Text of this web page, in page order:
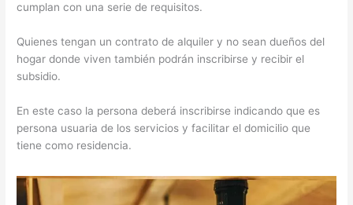
cumplan con una serie de requisitos.
Quienes tengan un contrato de alquiler y no sean dueños del
hogar donde viven también podrán inscribirse y recibir el
subsidio.
En este caso la persona deberá inscribirse indicando que es
persona usuaria de los servicios y facilitar el domicilio que
tiene como residencia.